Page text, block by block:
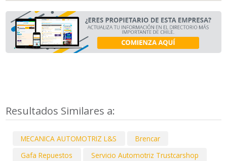
Resultados Similares a:
MECANICA AUTOMOTRIZ L&S
Brencar
Gafa Repuestos
Servicio Automotriz Trustcarshop